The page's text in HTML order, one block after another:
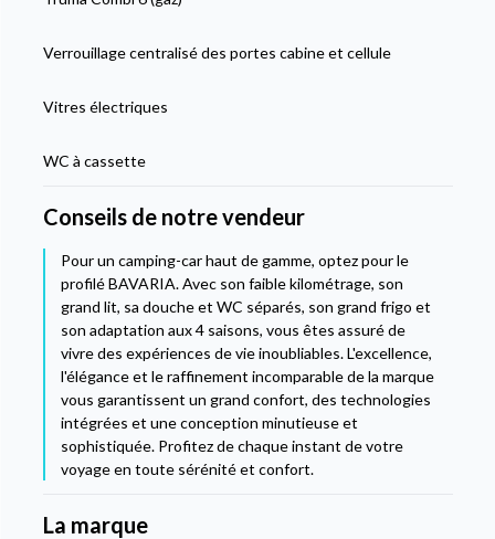
Verrouillage centralisé des portes cabine et cellule
Vitres électriques
WC à cassette
Conseils de notre vendeur
Pour un camping-car haut de gamme, optez pour le
profilé BAVARIA. Avec son faible kilométrage, son
grand lit, sa douche et WC séparés, son grand frigo et
son adaptation aux 4 saisons, vous êtes assuré de
vivre des expériences de vie inoubliables. L'excellence,
l'élégance et le raffinement incomparable de la marque
vous garantissent un grand confort, des technologies
intégrées et une conception minutieuse et
sophistiquée. Profitez de chaque instant de votre
voyage en toute sérénité et confort.
La marque